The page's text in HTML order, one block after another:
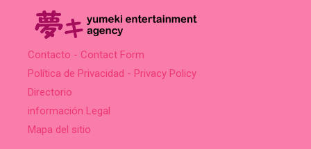
Contacto - Contact Form
Política de Privacidad - Privacy Policy
Directorio
información Legal
Mapa del sitio